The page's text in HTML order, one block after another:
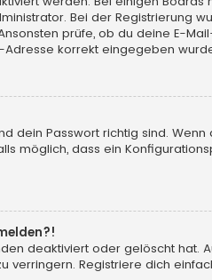
Bei der Registrierung
prüfe, ob du deine E-
korrekt eingegeben
dein Passwort richtig sind.
möglich, dass ein
deaktiviert oder gelöscht
Registriere dich